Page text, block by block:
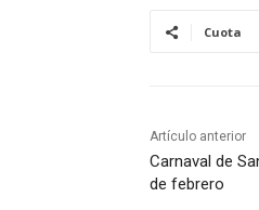
Cuota
Artículo anterior
Carnaval de
de febrero